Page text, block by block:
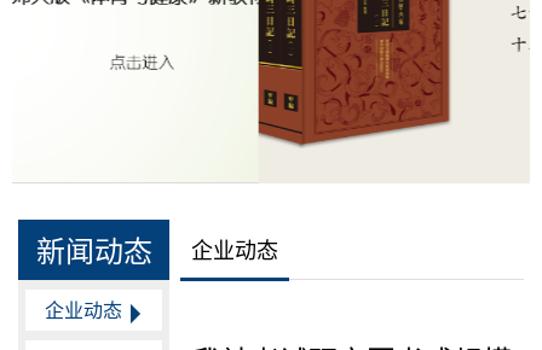
新闻动态
企业动态
企业动态